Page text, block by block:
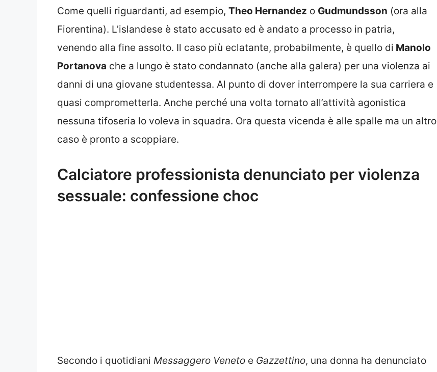
Come quelli riguardanti, ad esempio, Theo Hernandez o Gudmundsson (ora alla
Fiorentina). L’islandese è stato accusato ed è andato a processo in patria,
venendo alla fine assolto. Il caso più eclatante, probabilmente, è quello di Manolo
Portanova che a lungo è stato condannato (anche alla galera) per una violenza ai
danni di una giovane studentessa. Al punto di dover interrompere la sua carriera e
quasi comprometterla. Anche perché una volta tornato all’attività agonistica
nessuna tifoseria lo voleva in squadra. Ora questa vicenda è alle spalle ma un altro
caso è pronto a scoppiare.
Calciatore professionista denunciato per violenza
sessuale: confessione choc
Secondo i quotidiani Messaggero Veneto e Gazzettino, una donna ha denunciato